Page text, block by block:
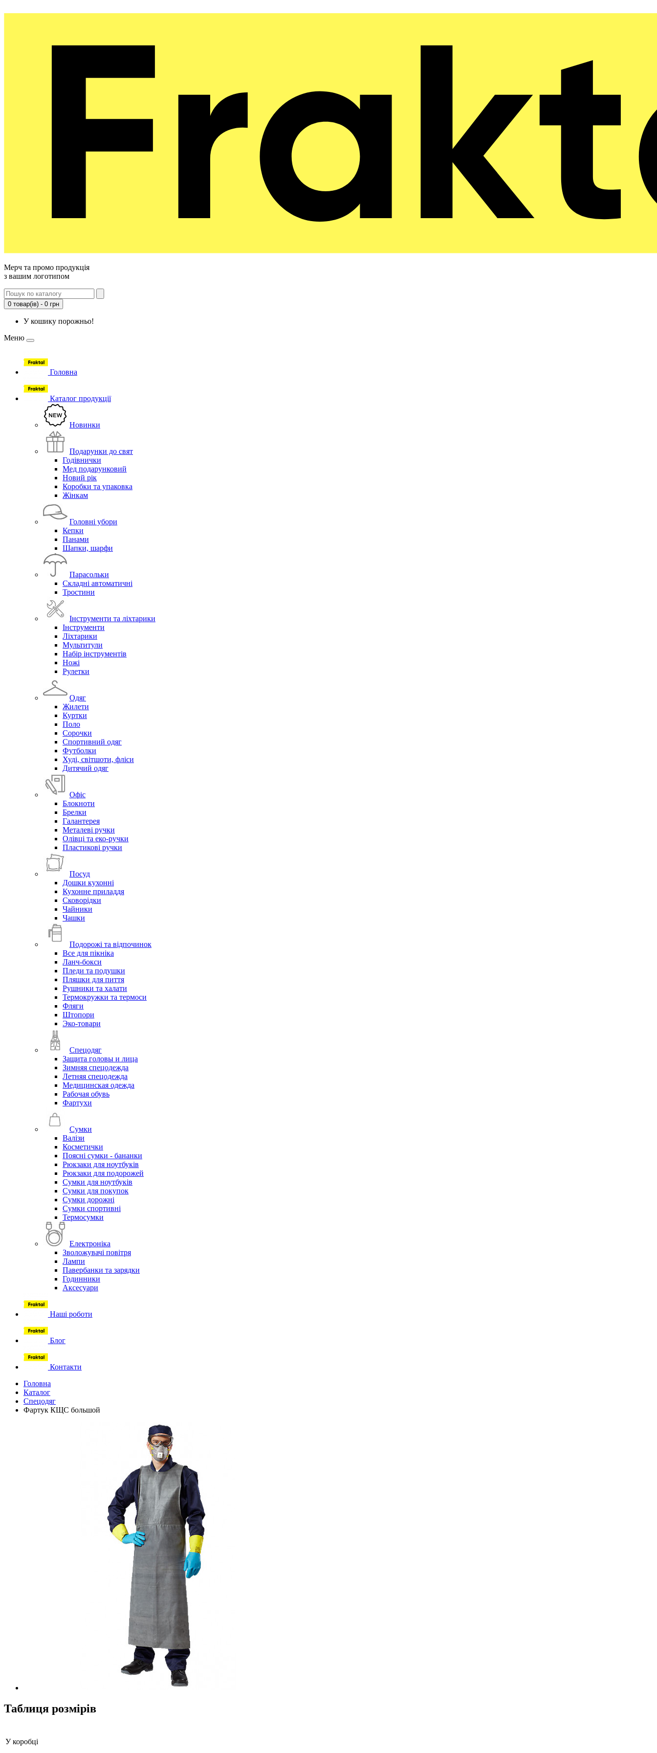
Мерч та промо продукція
з вашим логотипом
0 товар(ів) - 0 грн
У кошику порожньо!
Меню
Головна
Каталог продукції
Новинки
Подарунки до свят
Годівнички
Мед подарунковий
Новий рік
Коробки та упаковка
Жінкам
Головні убори
Кепки
Панами
Шапки, шарфи
Парасольки
Складні автоматичні
Тростини
Інструменти та ліхтарики
Інструменти
Ліхтарики
Мультитули
Набір інструментів
Ножі
Рулетки
Одяг
Жилети
Куртки
Поло
Сорочки
Спортивний одяг
Футболки
Худі, світшоти, фліси
Дитячий одяг
Офіс
Блокноти
Брелки
Галантерея
Металеві ручки
Олівці та еко-ручки
Пластикові ручки
Посуд
Дошки кухонні
Кухонне приладдя
Сковорідки
Чайники
Чашки
Подорожі та відпочинок
Все для пікніка
Ланч-бокси
Пледи та подушки
Пляшки для пиття
Рушники та халати
Термокружки та термоси
Фляги
Штопори
Эко-товари
Спецодяг
Защита головы и лица
Зимняя спецодежда
Летняя спецодежда
Медицинская одежда
Рабочая обувь
Фартухи
Сумки
Валізи
Косметички
Поясні сумки - бананки
Рюкзаки для ноутбуків
Рюкзаки для подорожей
Сумки для ноутбуків
Сумки для покупок
Сумки дорожні
Сумки спортивні
Термосумки
Електроніка
Зволожувачі повітря
Лампи
Павербанки та зарядки
Годинники
Аксесуари
Наші роботи
Блог
Контакти
Головна
Каталог
Спецодяг
Фартук КЩС большой
Таблиця розмірів
У коробці